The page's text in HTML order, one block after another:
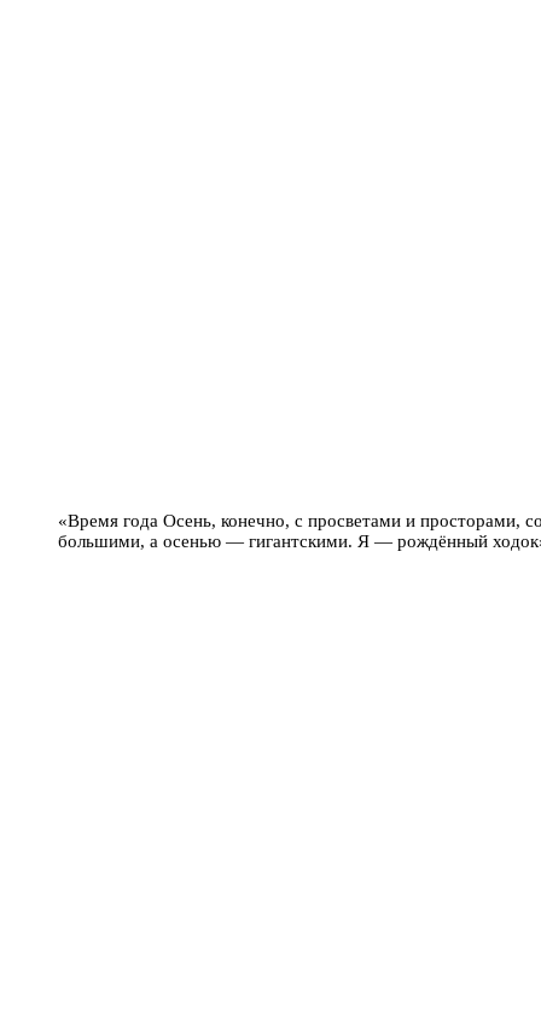
«Время года Осень, конечно, с просветами и просторами,
большими, а осенью — гигантскими. Я — рождённый